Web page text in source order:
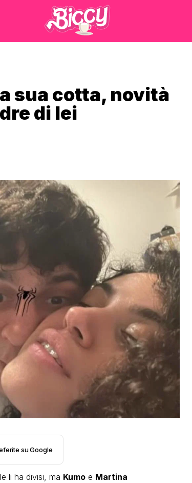
sua cotta, novità
di lei
su Google
li ha divisi, ma Kumoe Martina